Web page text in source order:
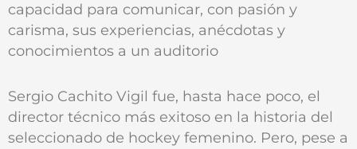
capacidad para comunicar, con pasión y
carisma, sus experiencias, anécdotas y
conocimientos a un auditorio
Sergio Cachito Vigil fue, hasta hace poco, el
director técnico más exitoso en la historia del
seleccionado de hockey femenino. Pero, pese a